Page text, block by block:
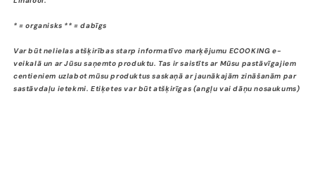
* = organisks ** = dabīgs
Var būt nelielas atšķirības starp informatīvo marķējumu ECOOKING e-
veikalā un ar Jūsu saņemto produktu. Tas ir saistīts ar Mūsu pastāvīgajiem
centieniem uzlabot mūsu produktus saskaņā ar jaunākajām zināšanām par
sastāvdaļu ietekmi. Etiķetes var būt atšķirīgas (angļu vai dāņu nosaukums)